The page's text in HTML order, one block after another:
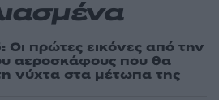
πρώτες εικόνες από την
αεροσκάφους που θα
τη νύχτα στα μέτωπα της